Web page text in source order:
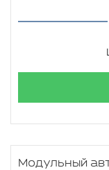
Модульный